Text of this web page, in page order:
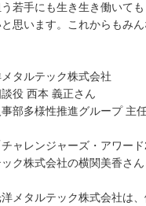
若手にも生き生き働いて
思います。これからもみん
タルテック株式会社
役 西本 義正さん
多様性推進グループ 主任
レンジャーズ・アワード
ク株式会社の横関美香さ
タルテック株式会社は、